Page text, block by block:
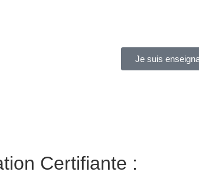
Je suis
Certifiante :